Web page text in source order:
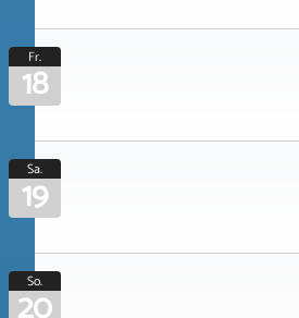
Fr.
18
Sa.
19
So.